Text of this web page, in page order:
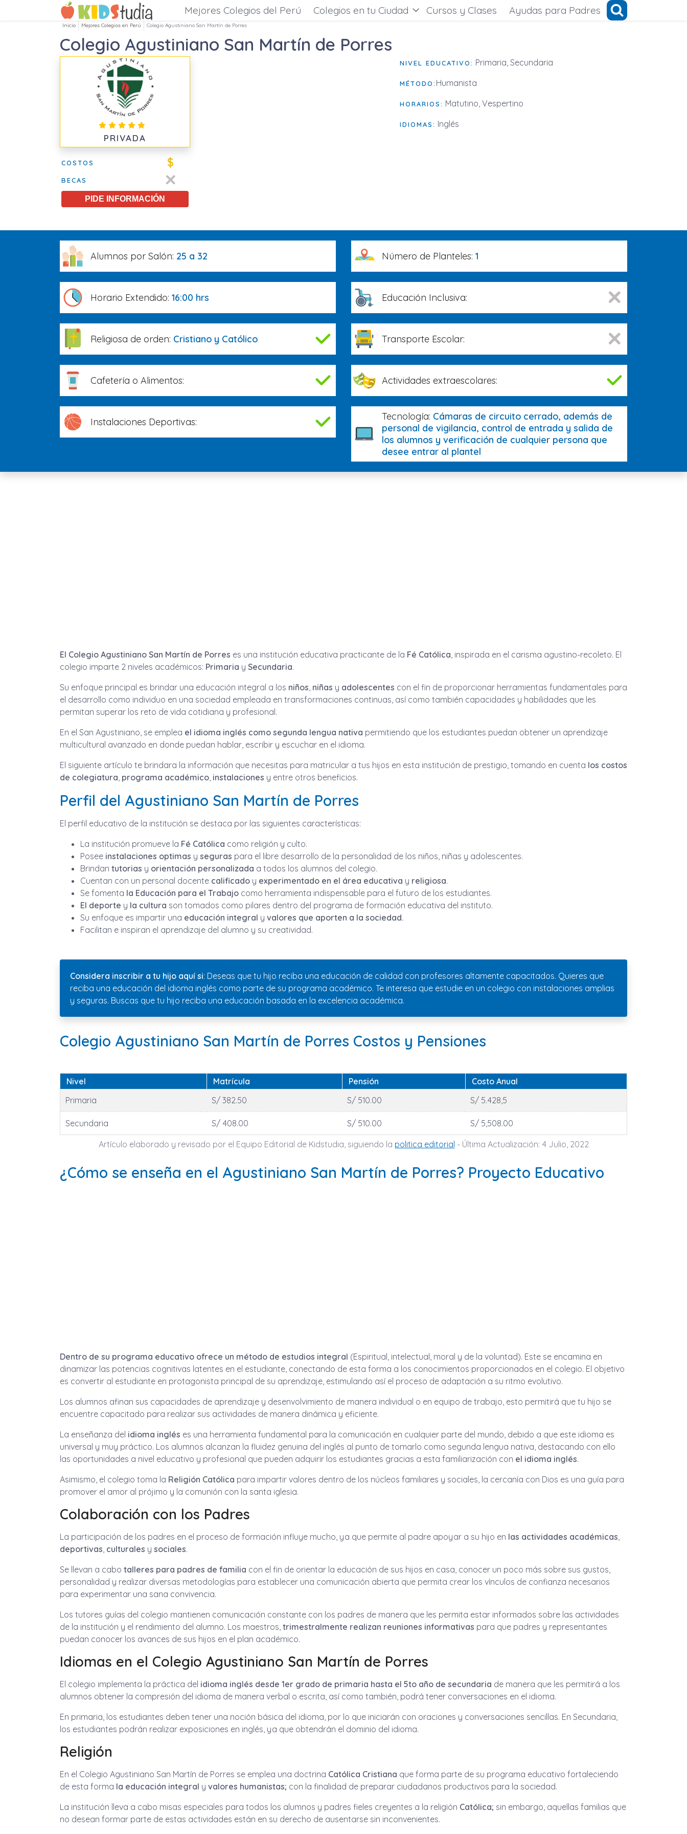
Mejores Colegios del Perú Colegios en tu Ciudad Cursos y Clases Ayudas para Padres
Inicio Mejores Colegios en Perú Colegio Agustiniano San Martín de Porres
Colegio Agustiniano San Martín de Porres
PRIVADA
COSTOS $
BECAS
PIDE INFORMACIÓN
NIVEL EDUCATIVO: Primaria, Secundaria
MÉTODO: Humanista
HORARIOS: Matutino, Vespertino
IDIOMAS: Inglés
Alumnos por Salón: 25 a 32 Número de Planteles: 1
Horario Extendido: 16:00 hrs Educación Inclusiva:
Religiosa de orden: Cristiano y Católico Transporte Escolar:
Cafetería o Alimentos: Actividades extraescolares:
Instalaciones Deportivas: Tecnología: Cámaras de circuito cerrado, además de
personal de vigilancia, control de entrada y salida de
los alumnos y verificación de cualquier persona que
desee entrar al plantel
El Colegio Agustiniano San Martín de Porres es una institución educativa practicante de la Fé Católica, inspirada en el carisma agustino-recoleto. El
colegio imparte 2 niveles académicos: Primaria y Secundaria.
Su enfoque principal es brindar una educación integral a los niños, niñas y adolescentes con el fin de proporcionar herramientas fundamentales para
el desarrollo como individuo en una sociedad empleada en transformaciones continuas, así como también capacidades y habilidades que les
permitan superar los reto de vida cotidiana y profesional.
En el San Agustiniano, se emplea el idioma inglés como segunda lengua nativa permitiendo que los estudiantes puedan obtener un aprendizaje
multicultural avanzado en donde puedan hablar, escribir y escuchar en el idioma.
El siguiente artículo te brindara la información que necesitas para matricular a tus hijos en esta institución de prestigio, tomando en cuenta los costos
de colegiatura, programa académico, instalaciones y entre otros beneficios.
Perfil del Agustiniano San Martín de Porres
El perfil educativo de la institución se destaca por las siguientes características:
La institución promueve la Fé Católica como religión y culto.
Posee instalaciones optimas y seguras para el libre desarrollo de la personalidad de los niños, niñas y adolescentes.
Brindan tutorias y orientación personalizada a todos los alumnos del colegio.
Cuentan con un personal docente calificado y experimentado en el área educativa y religiosa.
Se fomenta la Educación para el Trabajo como herramienta indispensable para el futuro de los estudiantes.
El deporte y la cultura son tomados como pilares dentro del programa de formación educativa del instituto.
Su enfoque es impartir una educación integral y valores que aporten a la sociedad.
Facilitan e inspiran el aprendizaje del alumno y su creatividad.
Considera inscribir a tu hijo aquí si: Deseas que tu hijo reciba una educación de calidad con profesores altamente capacitados. Quieres que
reciba una educación del idioma inglés como parte de su programa académico. Te interesa que estudie en un colegio con instalaciones amplias
y seguras. Buscas que tu hijo reciba una educación basada en la excelencia académica.
Colegio Agustiniano San Martín de Porres Costos y Pensiones
Nivel Matrícula Pensión
Costo Anual
Primaria
S/ 382.50 S/ 510.00 S/ 5.428,5
Secundaria S/ 408.00 S/ 510.00 S/ 5,508.00
Artículo elaborado y revisado por el Equipo Editorial de Kidstudia, siguiendo la politica editorial - Última Actualización: 4 Julio, 2022
¿Cómo se enseña en el Agustiniano San Martín de Porres? Proyecto Educativo
Dentro de su programa educativo ofrece un método de estudios integral (Espiritual, intelectual, moral y de la voluntad). Este se encamina en
dinamizar las potencias cognitivas latentes en el estudiante, conectando de esta forma a los conocimientos proporcionados en el colegio. El objetivo
es convertir al estudiante en protagonista principal de su aprendizaje, estimulando así el proceso de adaptación a su ritmo evolutivo.
Los alumnos afinan sus capacidades de aprendizaje y desenvolvimiento de manera individual o en equipo de trabajo, esto permitirá que tu hijo se
encuentre capacitado para realizar sus actividades de manera dinámica y eficiente.
La enseñanza del idioma inglés es una herramienta fundamental para la comunicación en cualquier parte del mundo, debido a que este idioma es
universal y muy práctico. Los alumnos alcanzan la fluidez genuina del inglés al punto de tomarlo como segunda lengua nativa, destacando con ello
las oportunidades a nivel educativo y profesional que pueden adquirir los estudiantes gracias a esta familiarización con el idioma inglés.
Asimismo, el colegio toma la Religión Católica para impartir valores dentro de los núcleos familiares y sociales, la cercanía con Dios es una guía para
promover el amor al prójimo y la comunión con la santa iglesia.
Colaboración con los Padres
La participación de los padres en el proceso de formación influye mucho, ya que permite al padre apoyar a su hijo en las actividades académicas,
deportivas, culturales y sociales.
Se llevan a cabo talleres para padres de familia con el fin de orientar la educación de sus hijos en casa, conocer un poco más sobre sus gustos,
personalidad y realizar diversas metodologías para establecer una comunicación abierta que permita crear los vínculos de confianza necesarios
para experimentar una sana convivencia.
Los tutores guías del colegio mantienen comunicación constante con los padres de manera que les permita estar informados sobre las actividades
de la institución y el rendimiento del alumno. Los maestros, trimestralmente realizan reuniones informativas para que padres y representantes
puedan conocer los avances de sus hijos en el plan académico.
Idiomas en el Colegio Agustiniano San Martín de Porres
El colegio implementa la práctica del idioma inglés desde 1er grado de primaria hasta el 5to año de secundaria de manera que les permitirá a los
alumnos obtener la compresión del idioma de manera verbal o escrita, así como también, podrá tener conversaciones en el idioma.
En primaria, los estudiantes deben tener una noción básica del idioma, por lo que iniciarán con oraciones y conversaciones sencillas. En Secundaria,
los estudiantes podrán realizar exposiciones en inglés, ya que obtendrán el dominio del idioma.
Religión
En el Colegio Agustiniano San Martín de Porres se emplea una doctrina Católica Cristiana que forma parte de su programa educativo fortaleciendo
de esta forma la educación integral y valores humanistas; con la finalidad de preparar ciudadanos productivos para la sociedad.
La institución lleva a cabo misas especiales para todos los alumnos y padres fieles creyentes a la religión Católica; sin embargo, aquellas familias que
no desean formar parte de estas actividades están en su derecho de ausentarse sin inconvenientes.